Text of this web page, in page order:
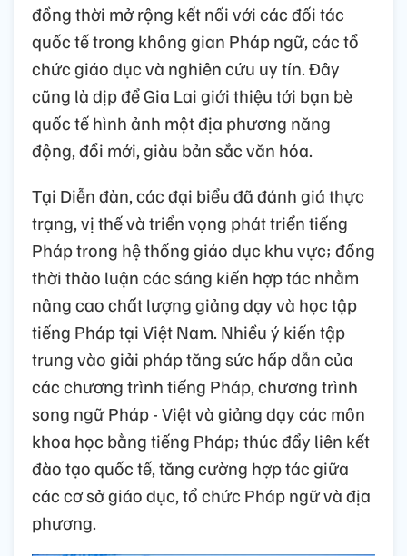
đồng thời mở rộng kết nối với các đối tác
quốc tế trong không gian Pháp ngữ, các tổ
chức giáo dục và nghiên cứu uy tín. Đây
cũng là dịp để Gia Lai giới thiệu tới bạn bè
quốc tế hình ảnh một địa phương năng
động, đổi mới, giàu bản sắc văn hóa.
Tại Diễn đàn, các đại biểu đã đánh giá thực
trạng, vị thế và triển vọng phát triển tiếng
Pháp trong hệ thống giáo dục khu vực; đồng
thời thảo luận các sáng kiến hợp tác nhằm
nâng cao chất lượng giảng dạy và học tập
tiếng Pháp tại Việt Nam. Nhiều ý kiến tập
trung vào giải pháp tăng sức hấp dẫn của
các chương trình tiếng Pháp, chương trình
song ngữ Pháp - Việt và giảng dạy các môn
khoa học bằng tiếng Pháp; thúc đẩy liên kết
đào tạo quốc tế, tăng cường hợp tác giữa
các cơ sở giáo dục, tổ chức Pháp ngữ và địa
phương.